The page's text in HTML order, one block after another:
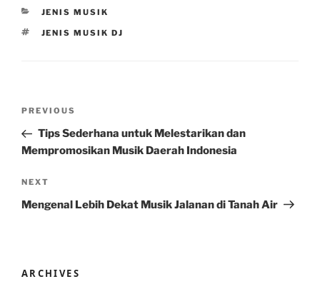
CATEGORIES
JENIS MUSIK
TAGS
JENIS MUSIK DJ
Previous
Post
PREVIOUS
Tips Sederhana untuk Melestarikan dan
Mempromosikan Musik Daerah Indonesia
Next
Post
NEXT
Mengenal Lebih Dekat Musik Jalanan di Tanah Air
ARCHIVES